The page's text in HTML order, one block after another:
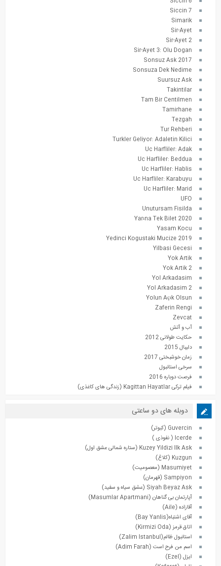
Siccin 7
Simarik
Sir-Ayet
Sir-Ayet 2
Sir-Ayet 3: Olu Dogan
Sonsuz Ask 2017
Sonsuza Dek Nedime
Suursuz Ask
Takintilar
Tam Bir Centilmen
Tamirhane
Tezgah
Tur Rehberi
Turkler Geliyor: Adaletin Kilici
Uc Harfliler: Adak
Uc Harfliler: Beddua
Uc Harfliler: Hablis
Uc Harfliler: Karabuyu
Uc Harfliler: Marid
UFO
Unutursam Fisilda
Yarına Tek Bilet 2020
Yasam Kocu
Yedinci Kogustaki Mucize 2019
Yilbasi Gecesi
Yok Artik
Yok Artik 2
Yol Arkadasim
Yol Arkadasim 2
Yolun Açık Olsun
Zaferin Rengi
Zevcat
آب و آتش
حکایت طولانی 2012
دلیبال 2015
زمان خوشبختی 2017
سرخی استانبول
فرصت دوباره 2016
فیلم ترکی Kagittan Hayatlar (زندگی های کاغذی)
دوبله های دو ساعتی
Guvercin (کبوتر)
Icerde ( نفوذی )
Kuzey Yildizi Ilk Ask (ستاره شمالی عشق اول)
Kuzgun (کلاغ)
Masumiyet (معصومیت)
Sampiyon (قهرمان)
Siyah Beyaz Ask (عشق سیاه و سفید)
آپارتمان بی گناهان (Masumlar Apartmani)
آقازاده (Aile)
آقای اشتباه(Bay Yanlis)
اتاق قرمز (Kirmizi Oda)
استانبول ظالم(Zalim Istanbul)
اسم من فرح است (Adim Farah)
ایزل (Ezel)